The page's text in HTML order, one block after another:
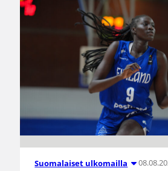
Suomalaiset ulkomailla